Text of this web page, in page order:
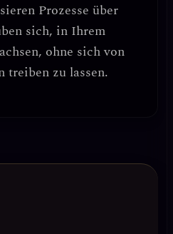
Prozesse über
sich, in Ihrem
ohne sich von
treiben zu lassen.